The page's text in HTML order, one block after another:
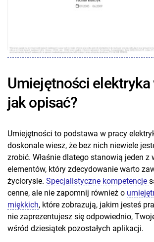
Umiejętności elektryka
jak opisać?
Umiejętności to podstawa w pracy
doskonale wiesz, że bez nich niewiele
zrobić. Właśnie dlatego stanowią jeden z
elementów, który zdecydowanie warto
życiorysie. Specjalistyczne kompetencje
cenne, ale nie zapomnij również o
miękkich, które zobrazują, jakim jesteś
nie zaprezentujesz się odpowiednio,
wśród dziesiątek pozostałych aplikacji.